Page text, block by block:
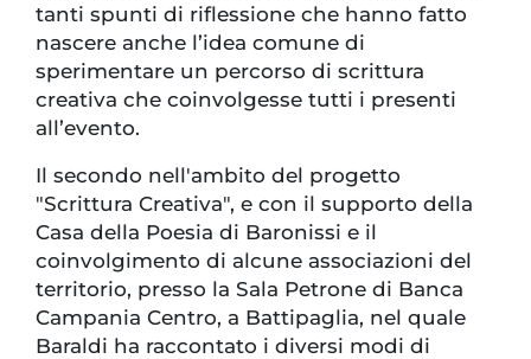
tanti spunti di riflessione che hanno fatto
nascere anche l’idea comune di
sperimentare un percorso di scrittura
creativa che coinvolgesse tutti i presenti
all’evento.
Il secondo nell'ambito del progetto
"Scrittura Creativa", e con il supporto della
Casa della Poesia di Baronissi e il
coinvolgimento di alcune associazioni del
territorio, presso la Sala Petrone di Banca
Campania Centro, a Battipaglia, nel quale
Baraldi ha raccontato i diversi modi di